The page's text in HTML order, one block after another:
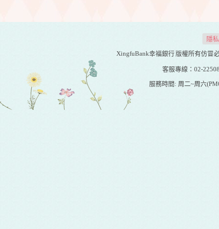
隱
XingfuBank幸福銀行 版權所有仿冒
客服專線：02-
服務時間: 周二~周六